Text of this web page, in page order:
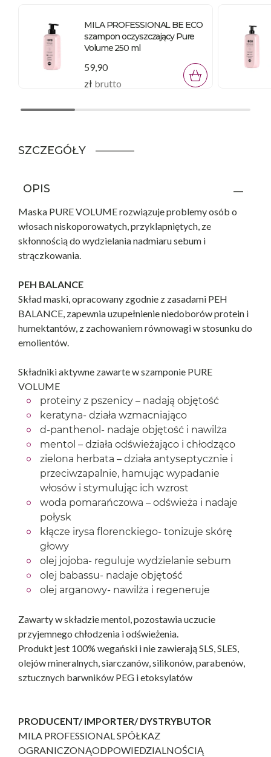
MILA PROFESSIONAL BE ECO
szampon oczyszczający Pure
Volume 250 ml
59,90
zł brutto
SZCZEGÓŁY
OPIS
Maska PURE VOLUME rozwiązuje problemy osób o
włosach niskoporowatych, przyklapniętych, ze
skłonnością do wydzielania nadmiaru sebum i
strączkowania.
PEH BALANCE
Skład maski, opracowany zgodnie z zasadami PEH
BALANCE, zapewnia uzupełnienie niedoborów protein i
humektantów, z zachowaniem równowagi w stosunku do
emolientów.
Składniki aktywne zawarte w szamponie PURE
VOLUME
proteiny z pszenicy – nadają objętość
keratyna- działa wzmacniająco
d-panthenol- nadaje objętość i nawilża
mentol – działa odświeżająco i chłodząco
zielona herbata – działa antyseptycznie i
przeciwzapalnie, hamując wypadanie
włosów i stymulując ich wzrost
woda pomarańczowa – odświeża i nadaje
połysk
kłącze irysa florenckiego- tonizuje skórę
głowy
olej jojoba- reguluje wydzielanie sebum
olej babassu- nadaje objętość
olej arganowy- nawilża i regeneruje
Zawarty w składzie mentol, pozostawia uczucie
przyjemnego chłodzenia i odświeżenia.
Produkt jest 100% wegański i nie zawierają SLS, SLES,
olejów mineralnych, siarczanów, silikonów, parabenów,
sztucznych barwników PEG i etoksylatów
PRODUCENT/ IMPORTER/ DYSTRYBUTOR
MILA PROFESSIONAL SPÓŁKAZ
OGRANICZONĄODPOWIEDZIALNOŚCIĄ